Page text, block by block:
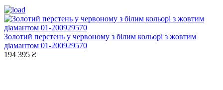
Золотий перстень у червоному з білим кольорі з жовтим
діамантом 01-200929570
194 395 ₴